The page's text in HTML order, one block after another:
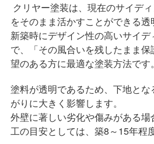
クリヤー塗装は、現在のサイデ
をそのまま活かすことができる透
新築時にデザイン性の高いサイ
で、「その風合いを残したまま
望のある方に最適な塗装方法です。
塗料が透明であるため、下地と
がりに大きく影響します。
外壁に著しい劣化や傷みがある
工の目安としては、築8～15年程